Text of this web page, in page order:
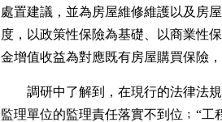
處置建議，並為房屋維修維護以及房
度，以政策性保險為基礎、以商業性
金增值收益為對應既有房屋購買保險
調研中了解到，在現行的法律法
監理單位的監理責任落實不到位﹔“工